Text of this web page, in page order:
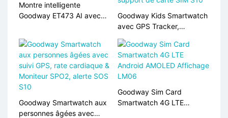
Montre intelligente
Goodway ET473 AI avec
et IA
Goodway Kids Smartwatch
avec GPS Tracker,
moniteur de fréquence
cardiaque, support de
carte SIM S10
Goodway Smartwatch aux
personnes âgées avec
Goodway Sim Card
Smartwatch 4G LTE